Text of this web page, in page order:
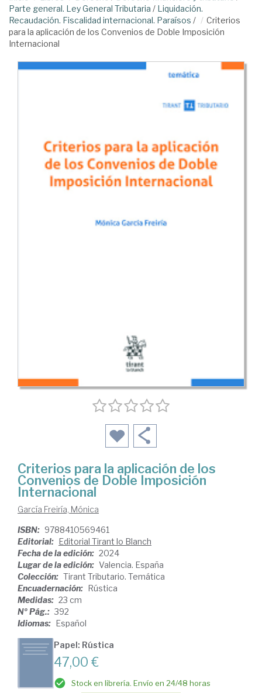
Parte general. Ley General Tributaria / Liquidación.
Recaudación. Fiscalidad internacional. Paraísos /
Criterios
para la aplicación de los Convenios de Doble Imposición
Internacional
Criterios para la aplicación de los
Convenios de Doble Imposición
Internacional
García Freiría, Mónica
ISBN: 9788410569461
Editorial: Editorial Tirant lo Blanch
Fecha de la edición: 2024
Lugar de la edición: Valencia. España
Colección: Tirant Tributario. Temática
Encuadernación: Rústica
Medidas: 23 cm
Nº Pág.: 392
Idiomas: Español
Papel: Rústica
47,00 €
Stock en librería. Envío en 24/48 horas